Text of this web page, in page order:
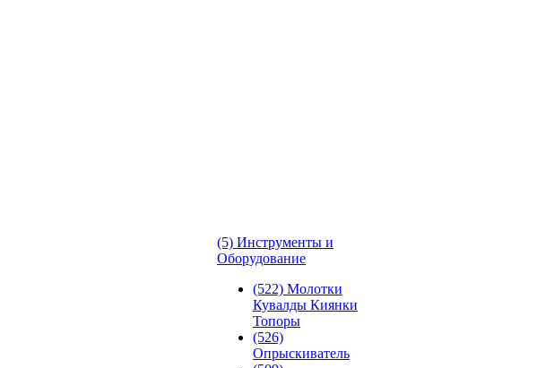
(5) Инструменты и
Оборудование
(522) Молотки
Кувалды Киянки
Топоры
(526)
Опрыскиватель